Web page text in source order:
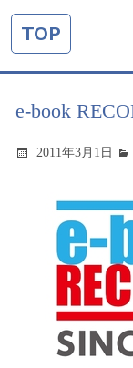
TOP
e-book
2011年3月1日